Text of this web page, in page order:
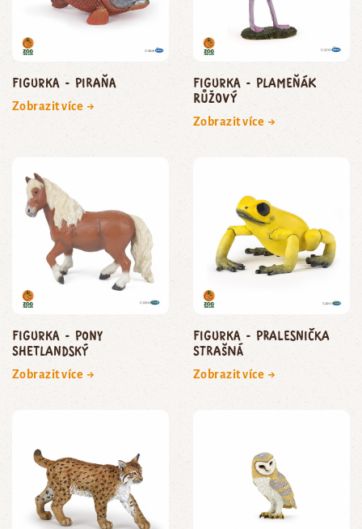
Figurka - piraňa
Zobrazit více →
Figurka - plameňák
růžový
Zobrazit více →
Figurka - pony
shetlandský
Zobrazit více →
Figurka - pralesnička
strašná
Zobrazit více →